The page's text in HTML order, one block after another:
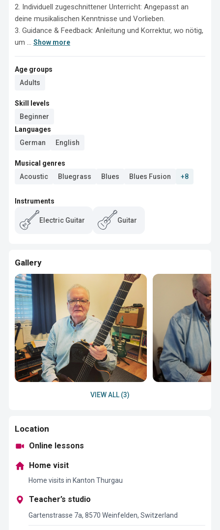
2. Individuell zugeschnittener Unterricht: Angepasst an
deine musikalischen Kenntnisse und Vorlieben.
3. Guidance & Feedback: Anleitung und Korrektur, wo nötig,
um ... Show more
Age groups
Adults
Skill levels
Beginner
Languages
German
English
Musical genres
Acoustic
Bluegrass Blues Blues Fusion +8
Instruments
Electric Guitar Guitar
Gallery
VIEW ALL (3)
Location
Online lessons
Home visit
Home visits in Kanton Thurgau
Teacher’s studio
Gartenstrasse 7a, 8570 Weinfelden, Switzerland